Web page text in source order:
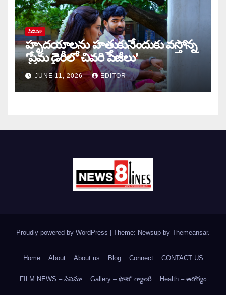
సినిమా
హృదయాలను హత్తుకునేందుకు వస్తోన్న
‘ప్రేమ డైరీలో చివరి పేజీలు’
JUNE 11, 2026 EDITOR
Proudly powered by WordPress Theme: Newsup by Themeansar.
Home About About us Blog Connect CONTACT US
FILM NEWS – సినిమా Gallery – ఫోటో గ్యాలరీ Health – ఆరోగ్యం